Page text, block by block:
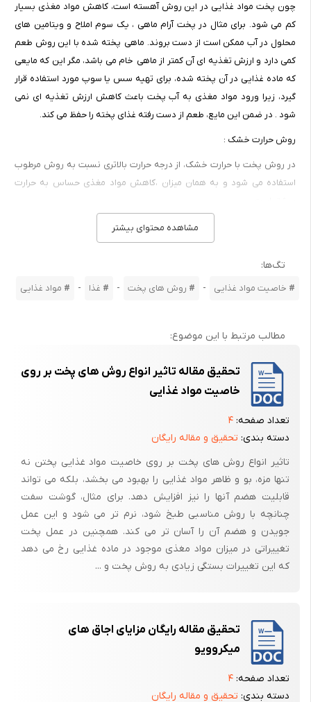
چون پخت مواد غذایی در این روش آهسته است، کاهش مواد مغذی بسیار
کم می شود. برای مثال در پخت آرام ماهی ، یک سوم املاح و ویتامین های
محلول در آب ممکن است از دست بروند. ماهی پخته شده با این روش طعم
کمی دارد و ارزش تغذیه ای آن کمتر از ماهی خام می باشد، مگر این که مایعی
که ماده غذایی در آن پخته شده، برای تهیه سس یا سوپ مورد استفاده قرار
گیرد، زیرا ورود مواد مغذی به آب پخت باعث کاهش ارزش تغذیه ای نمی
شود . در ضمن این مایع، طعم از دست رفته غذای پخته را حفظ می کند.
روش حرارت خشک :
در روش پخت با حرارت خشک، از درجه حرارت بالاتری نسبت به روش مرطوب
استفاده می شود و به همان میزان ،کاهش مواد مغذی حساس به حرارت
چربی ها در برابر حرارت ملایم مقاوم هستند و با وجود آنکه تیره رنگ می
شوند، به مقدار کم تجزیه می شوند، مگر اینکه درجه حرارت خیلی بالا باشد که
در این صورت با تشکیل آکرولئین که بوی تند نامطلوبی دارد ، شروع به تجزیه
از ویتامین های گروه B ، ویتامین B1 ( تیامین ) راحت تر از بقیه از بین می
رود. در حالی که ویتامین B2 ( ریبوفلاوین ) نسبتاً پایدار است، مشروط بر آن
حرارت پایدار است و اگر از بین برود، به علت خروج مایع از ماده غذایی در حین
پخت است.
پروتئین ها در برابر حرارت بسیار حساس هستند، ولی ارزش تغذیه ای آنها
تغییر چندانی نمی کند مگر آن که درجه حرارت بالا باشد مانند کباب کردن ماده
غذایی . اسیدهای آمینه فقط در درجه حرارت های بالا مثلاً در کباب کردن ،
تخریب می شوند که حتی در این حالت هم، به مقدار کم و فقط در سطح ماده
غذایی از بین می روند. هنگامی که پروتئین و کربوهیدرات توأماً در یک ماده
غذایی وجود داشته باشند امکان دارد کاهش ارزش تغذیه ای به علت قهوه ای
شدن غیرآنزیمی که" واکنش میلارد " نیز نامیده می شود رخ دهد. البته قهوه
مثال، این واکنش کیفیت نان را در حین پخته شدن در تنور و کیفیت آجیل و
دانه های قهوه را در حین بو دادن، بهبود می بخشد.
مشاهده محتوای بیشتر
تگ‌ها:
خاصیت مواد غذایی - روش های پخت - غذا - مواد غذایی
مطالب مرتبط با این موضوع:
تحقیق مقاله تاثیر انواع روش های پخت بر روی
خاصیت مواد غذایی
تعداد صفحه: ۴
دسته بندی: تحقیق و مقاله رایگان
تاثیر انواع روش های پخت بر روی خاصیت مواد غذایی پختن نه
تنها مزه، بو و ظاهر مواد غذایی را بهبود می بخشد، بلکه می تواند
قابلیت هضم آنها را نیز افزایش دهد. برای مثال، گوشت سفت
چنانچه با روش مناسبی طبخ شود، نرم تر می شود و این عمل
جویدن و هضم آن را آسان تر می کند. همچنین در عمل پخت
تغییراتی در میزان مواد مغذی موجود در ماده غذایی رخ می دهد
که این تغییرات بستگی زیادی به روش پخت و ...
تحقیق مقاله رایگان مزایای اجاق های
میکروویو
تعداد صفحه: ۴
دسته بندی: تحقیق و مقاله رایگان